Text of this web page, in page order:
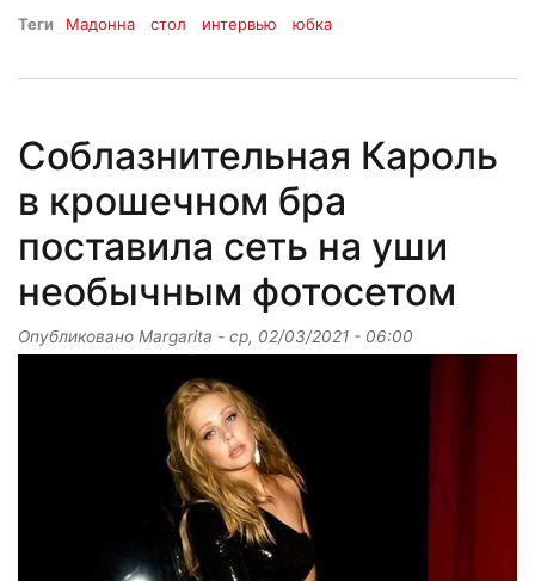
Теги Мадонна стол интервью юбка
Соблазнительная Кароль
в крошечном бра
поставила сеть на уши
необычным фотосетом
Опубликовано Margarita - ср, 02/03/2021 - 06:00